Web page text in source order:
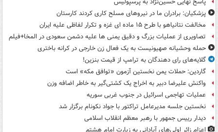
پزشکیان: برادران ما در نیروهای مسلح کاری کردند کارستان
مخالفت نتانیاهو با طرح ۱۵ ماده ای غزه و تکرار لفاظی علیه ایران
تصاویری از عملیات بزرگ و دقیق یمنی ها علیه دشمن سعودی در المخا+فیلم
حمله وحشیانه صهیونیست به یک فعال زن خارجی در کرانه باختری
گلایه‌های رای دهندگان به ترامپ از قیمت بنزین!
گاردین: حملات یمن نخستین آزمون «توافق مکه» است
واکنش علیرضا دبیر به اخراج یک کشتی‌گیر به خاطر اضافه وزن
عملیات تهاجمی اسرائیل در جنوب غربی سوریه
نخستین جلسه مدیرعامل تراکتور با جواد نکونام برگزار شد
دیدار رییس جمهور با رهبر معظم انقلاب اسلامی
اعزام زائر اولی‌های آبادانی به زیارت امام هشتم